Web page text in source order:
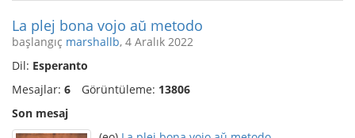
La plej bona vojo aŭ metodo
başlangıç marshallb, 4 Aralık 2022
Dil: Esperanto
Mesajlar: 6 Görüntüleme: 13806
Son mesaj